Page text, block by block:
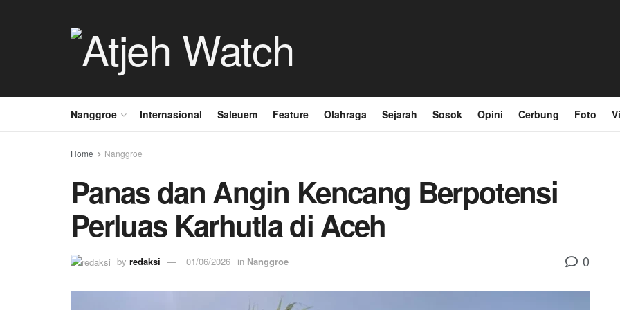
Nanggroe Internasional Saleuem Feature Olahraga Sejarah Sosok Opini Cerbung Foto
Home Nanggroe
Panas dan Angin Kencang Berpotensi
Perluas Karhutla di Aceh
by redaksi 01/06/2026 in Nanggroe 0